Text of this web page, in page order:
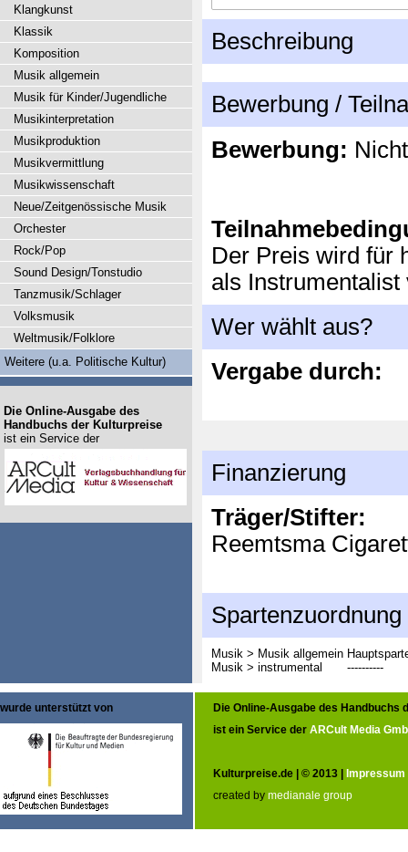
Beschreibung
Bewerbung /
Bewerbung:
Der Preis wird für
als Instrumentalist
Wer wählt aus?
Vergabe durch:
Finanzierung
Träger/Stifter:
Reemtsma
Spartenzuordnung
Musik > Musik allgemein
Musik > instrumental
----------
Klangkunst
Klassik
Komposition
Musik allgemein
Musik für Kinder/Jugendliche
Musikinterpretation
Musikproduktion
Musikvermittlung
Musikwissenschaft
Neue/Zeitgenössische Musik
Orchester
Rock/Pop
Sound Design/Tonstudio
Tanzmusik/Schlager
Volksmusik
Weltmusik/Folklore
Weitere (u.a. Politische Kultur)
Die Online-Ausgabe des
Handbuchs der Kulturpreise
ist ein Service der
wurde unterstützt von
Die Online-Ausgabe des Handbuchs
ist ein Service der ARCult Media
Kulturpreise.de | © 2013 | Impressum
created by medianale group